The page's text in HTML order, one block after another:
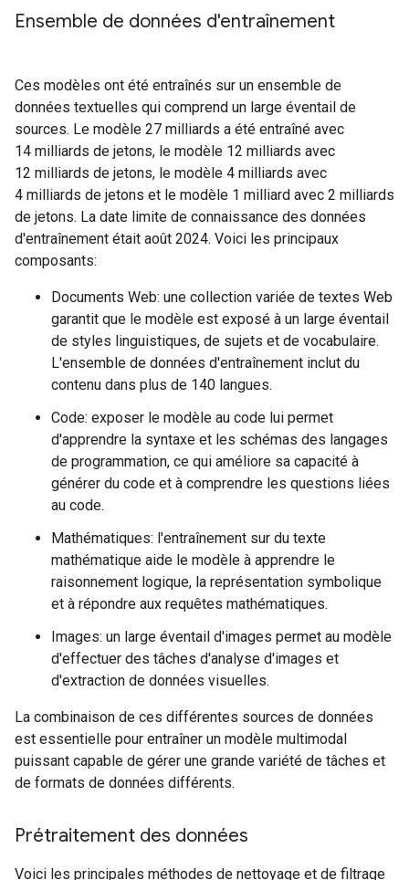
Ensemble de données d'entraînement
Ces modèles ont été entraînés sur un ensemble de
données textuelles qui comprend un large éventail de
sources. Le modèle 27 milliards a été entraîné avec
14 milliards de jetons, le modèle 12 milliards avec
12 milliards de jetons, le modèle 4 milliards avec
4 milliards de jetons et le modèle 1 milliard avec 2 milliards
de jetons. La date limite de connaissance des données
d'entraînement était août 2024. Voici les principaux
composants:
Documents Web: une collection variée de textes Web
garantit que le modèle est exposé à un large éventail
de styles linguistiques, de sujets et de vocabulaire.
L'ensemble de données d'entraînement inclut du
contenu dans plus de 140 langues.
Code: exposer le modèle au code lui permet
d'apprendre la syntaxe et les schémas des langages
de programmation, ce qui améliore sa capacité à
générer du code et à comprendre les questions liées
au code.
Mathématiques: l'entraînement sur du texte
mathématique aide le modèle à apprendre le
raisonnement logique, la représentation symbolique
et à répondre aux requêtes mathématiques.
Images: un large éventail d'images permet au modèle
d'effectuer des tâches d'analyse d'images et
d'extraction de données visuelles.
La combinaison de ces différentes sources de données
est essentielle pour entraîner un modèle multimodal
puissant capable de gérer une grande variété de tâches et
de formats de données différents.
Prétraitement des données
Voici les principales méthodes de nettoyage et de filtrage